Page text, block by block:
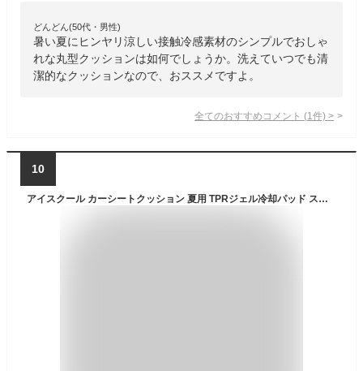
どんどん(50代・男性)
暑い夏にヒンヤリ涼しい接触冷感素材のシンプルでおしゃ
れな丸型クッションは如何でしょうか。洗えていつでも清
潔的なクッションなので、おススメですよ。
全てのおすすめコメント (1 件) >
10
アイスクール カーシートクッション 夏用 TPRジェル冷却パッド スクエア 全季節対応 家族用 車・オフィスチェア兼用 通気性 冷却シート クッション 洗える 車用シートクッション 夏涼しい チェアパッド 軽自動車 汎用 チェアクッション